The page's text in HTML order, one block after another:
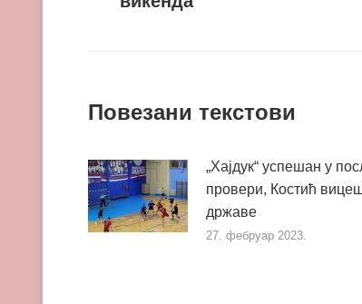
пост
Повезани текстови
„Хајдук“ успешан у
провери, Костић
државе
27. фебруар 2023.